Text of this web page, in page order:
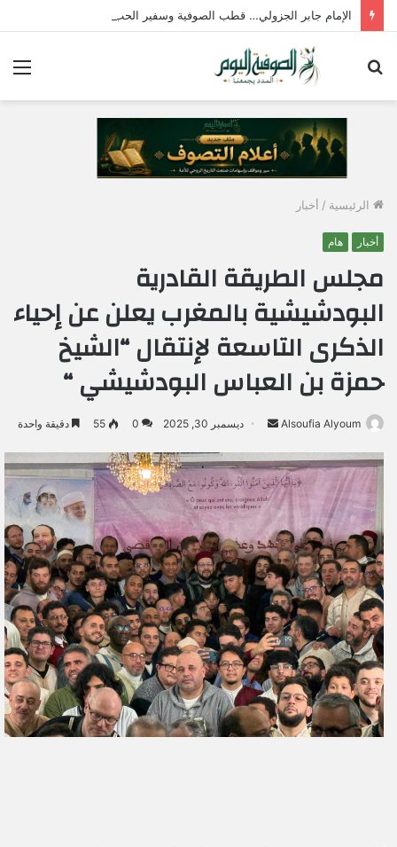
الإمام جابر الجزولي… قطب الصوفية وسفير الحب الإلهي في مصر
الرئيسية / أخبار
أخبار هام
مجلس الطريقة القادرية
البودشيشية بالمغرب يعلن عن إحياء
الذكرى التاسعة لإنتقال “الشيخ
حمزة بن العباس البودشيشي “
Alsoufia Alyoum
س
ل
ي
د
ا
إ
ل
ك
ت
ر
و
ديسمبر 30, 2025 0
55 دقيقة واحدة